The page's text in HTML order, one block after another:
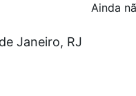
Ainda
Janeiro, RJ